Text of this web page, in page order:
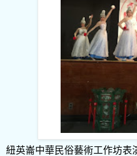
紐英崙中華民俗藝術工作坊表